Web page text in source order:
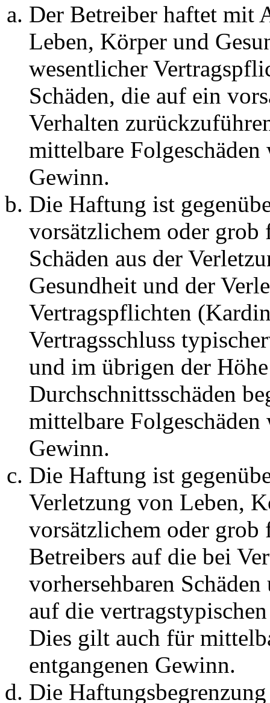
Der Betreiber haftet mit
Leben, Körper und
wesentlicher
Schäden, die auf ein
Verhalten
mittelbare Folgeschäden
Gewinn.
Die Haftung ist
vorsätzlichem oder grob
Schäden aus der
Gesundheit und der
Vertragspflichten
Vertragsschluss
und im übrigen der
Durchschnittsschäden
mittelbare Folgeschäden
Gewinn.
Die Haftung ist
Verletzung von Leben,
vorsätzlichem oder grob
Betreibers auf die bei
vorhersehbaren
auf die
Dies gilt auch für
entgangenen Gewinn.
Die